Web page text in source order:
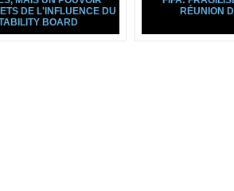
DE L'INFLUENCE DU
BOARD
RÉUNION